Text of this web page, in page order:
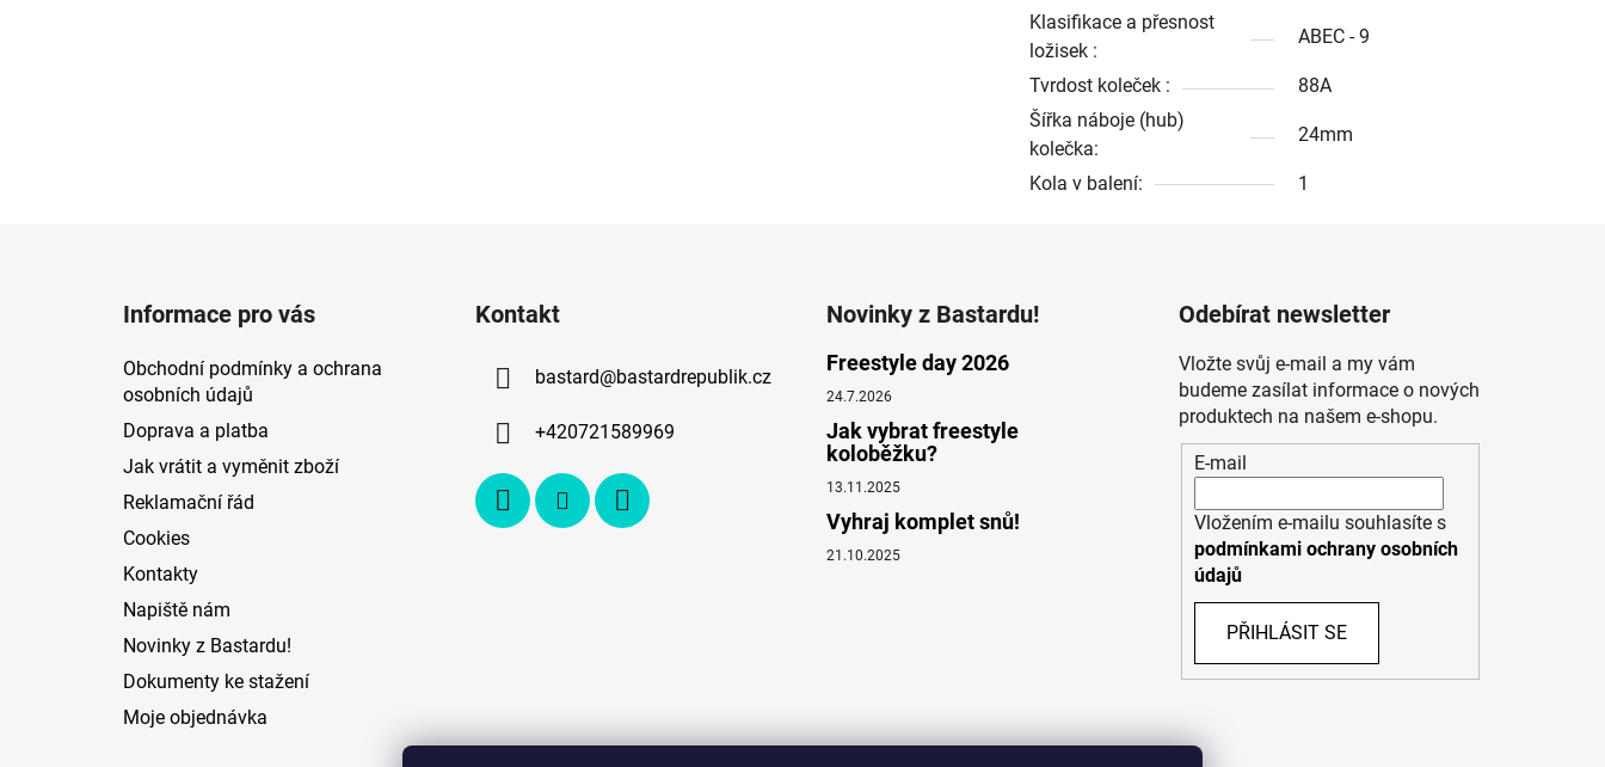
Klasifikace a přesnost
ložisek :
ABEC - 9
Tvrdost koleček :
88A
Šířka náboje (hub)
kolečka:
24mm
Kola v balení: 1
Informace pro vás
Obchodní podmínky a ochrana
osobních údajů
Doprava a platba
Jak vrátit a vyměnit zboží
Reklamační řád
Cookies
Kontakty
Napiště nám
Novinky z Bastardu!
Dokumenty ke stažení
Moje objednávka
Kontakt
bastard@bastardrepublik.cz
+420721589969
Novinky z Bastardu!
Freestyle day 2026
24.7.2026
Jak vybrat freestyle
koloběžku?
13.11.2025
Vyhraj komplet snů!
21.10.2025
Odebírat newsletter
Vložte svůj e-mail a my vám
budeme zasílat informace o nových
produktech na našem e-shopu.
E-mail
Vložením e-mailu souhlasíte s
podmínkami ochrany osobních
údajů
PŘIHLÁSIT SE